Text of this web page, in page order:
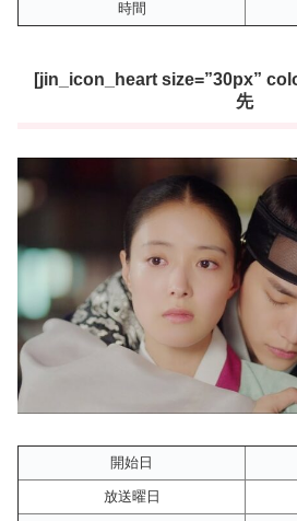
時間
[jin_icon_heart size=”30px”
先
開始日
放送曜日